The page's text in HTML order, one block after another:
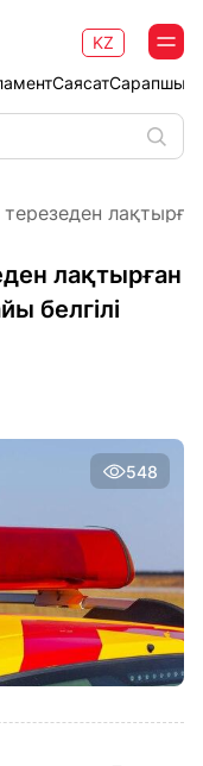
Саясат
KZ
лақтырған
белгілі
548